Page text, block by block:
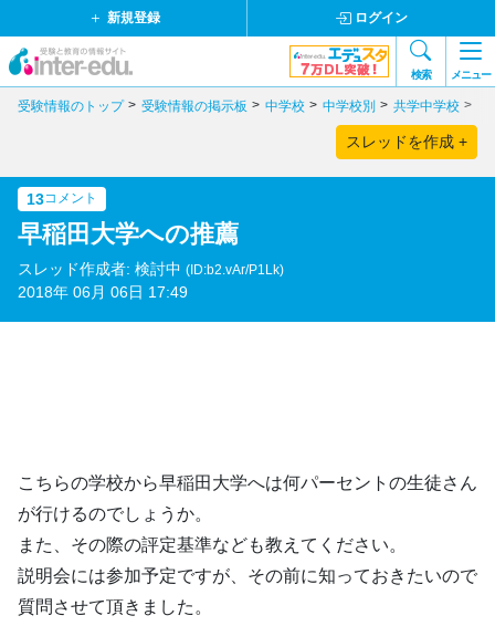
新規登録 ログイン
検索 メニュー
受験情報のトップ 受験情報の掲示板 中学校 中学校別 共学中学校
スレッドを作成 +
13コメント
早稲田大学への推薦
スレッド作成者: 検討中 (ID:b2.vAr/P1Lk)
2018年 06月 06日 17:49
こちらの学校から早稲田大学へは何パーセントの生徒さん
が行けるのでしょうか。
また、その際の評定基準なども教えてください。
説明会には参加予定ですが、その前に知っておきたいので
質問させて頂きました。